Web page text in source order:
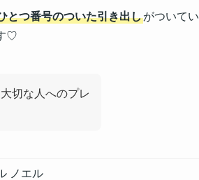
とつ番号のついた引き出しがついてい
♡
切な人へのプレ
ノエル